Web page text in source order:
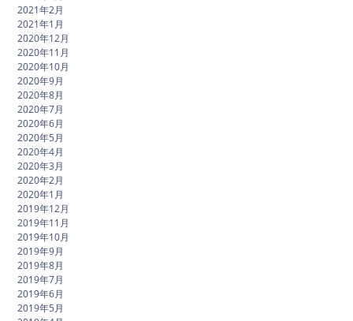
2021年2月
2021年1月
2020年12月
2020年11月
2020年10月
2020年9月
2020年8月
2020年7月
2020年6月
2020年5月
2020年4月
2020年3月
2020年2月
2020年1月
2019年12月
2019年11月
2019年10月
2019年9月
2019年8月
2019年7月
2019年6月
2019年5月